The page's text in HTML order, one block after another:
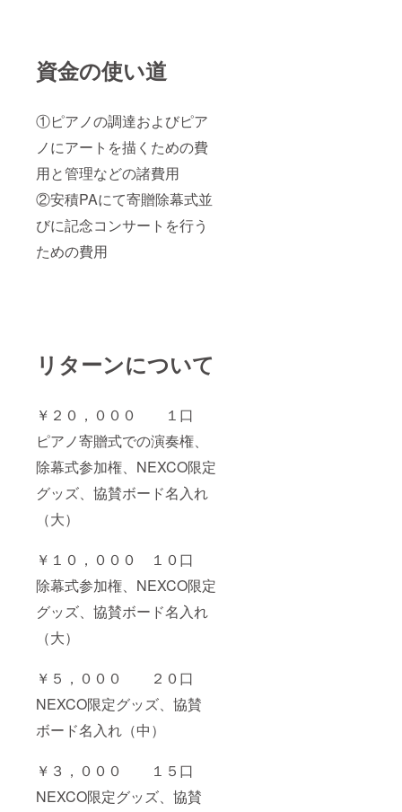
資金の使い道
①ピアノの調達およびピア
ノにアートを描くための費
用と管理などの諸費用
②安積PAにて寄贈除幕式並
びに記念コンサートを行う
ための費用
リターンについて
￥２０，０００ １口
ピアノ寄贈式での演奏権、
除幕式参加権、NEXCO限定
グッズ、協賛ボード名入れ
（大）
￥１０，０００ １０口
除幕式参加権、NEXCO限定
グッズ、協賛ボード名入れ
（大）
￥５，０００ ２０口
NEXCO限定グッズ、協賛
ボード名入れ（中）
￥３，０００ １５口
NEXCO限定グッズ、協賛